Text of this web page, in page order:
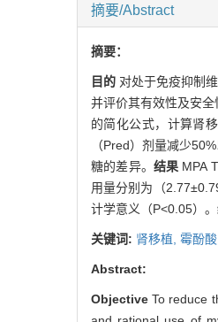
摘要/Abstract
摘要：
目的 对处于免疫抑制
并评价其有效性及安全
的简化公式，计算肾
（Pred）剂量减少
糖的差异。 结果 MPA
用量分别为（
计学意义（P<0.05）。
关键词: 肾移植, 霉酚
Abstract:
ObjectiveTo reduce